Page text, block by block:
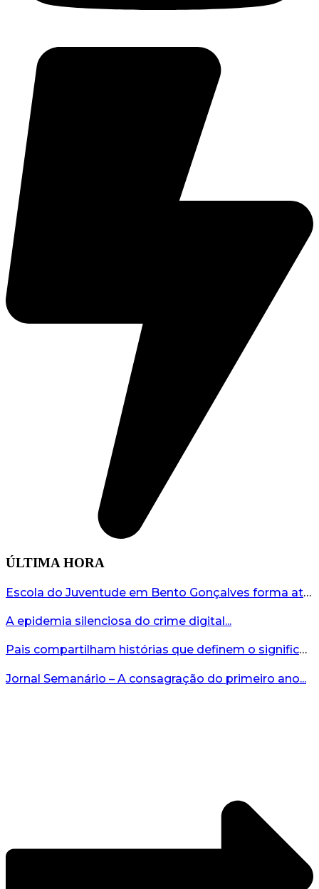
ÚLTIMA HORA
Escola do Juventude em Bento Gonçalves forma atletas da região...
A epidemia silenciosa do crime digital...
Pais compartilham histórias que definem o significado da missão...
Jornal Semanário – A consagração do primeiro ano...